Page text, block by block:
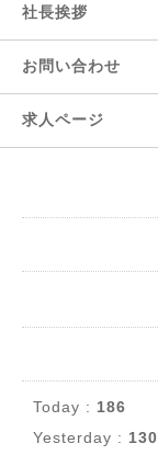
社長挨拶
お問い合わせ
求人ページ
Today : 186
Yesterday : 130